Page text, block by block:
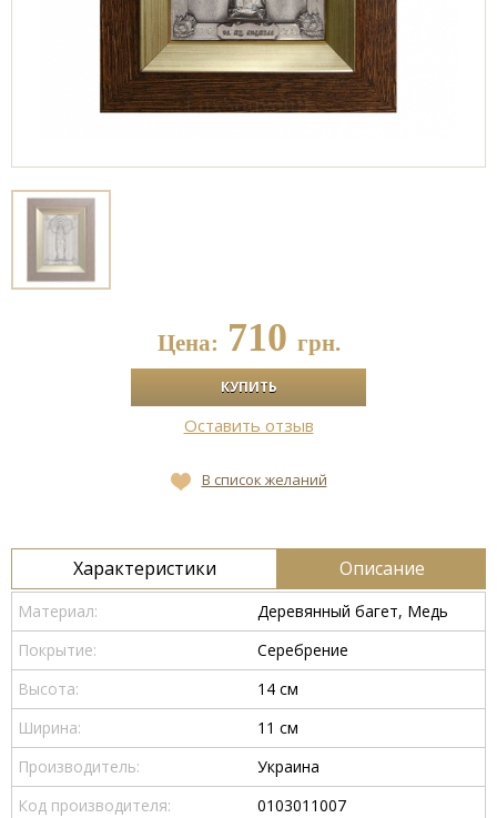
Цена: 710 грн.
Оставить отзыв
В список желаний
Характеристики Описание
Материал:
Деревянный багет, Медь
Покрытие:
Серебрение
Высота:
14 см
Ширина:
11 см
Производитель:
Украина
Код производителя:
0103011007